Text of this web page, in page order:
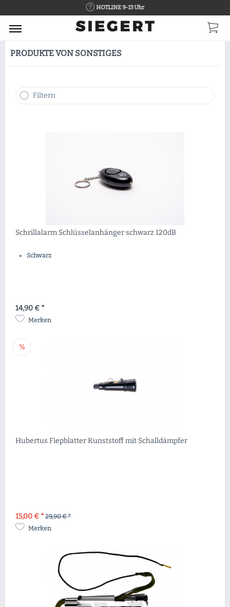
HOTLINE 9-13 Uhr
PRODUKTE VON SONSTIGES
Filtern
Schrillalarm Schlüsselanhänger schwarz 120dB
Schwarz
14,90 € *
Merken
Hubertus Fiepblatter Kunststoff mit Schalldämpfer
15,00 € * 29,90 € *
Merken